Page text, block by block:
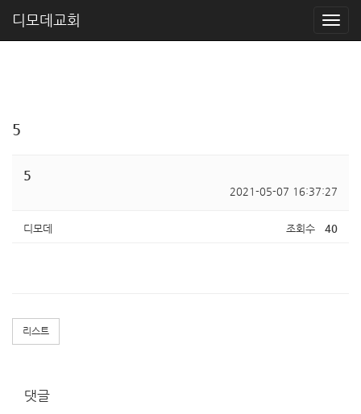
디모데교회
5
5
2021-05-07 16:37:27
디모데 조회수 40
리스트
댓글